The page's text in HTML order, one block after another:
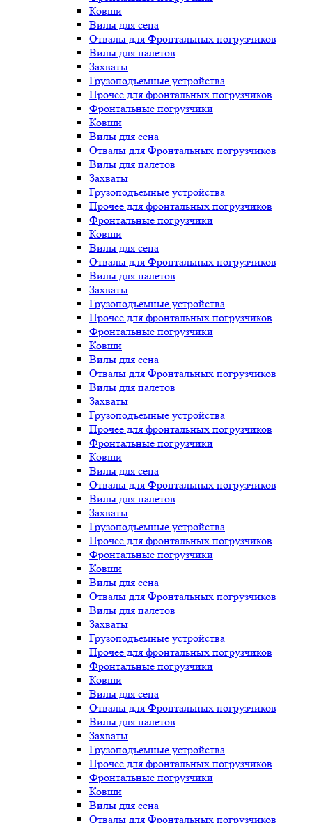
Ковши
Вилы для сена
Отвалы для Фронтальных погрузчиков
Вилы для палетов
Захваты
Грузоподъемные устройства
Прочее для фронтальных погрузчиков
Фронтальные погрузчики
Ковши
Вилы для сена
Отвалы для Фронтальных погрузчиков
Вилы для палетов
Захваты
Грузоподъемные устройства
Прочее для фронтальных погрузчиков
Фронтальные погрузчики
Ковши
Вилы для сена
Отвалы для Фронтальных погрузчиков
Вилы для палетов
Захваты
Грузоподъемные устройства
Прочее для фронтальных погрузчиков
Фронтальные погрузчики
Ковши
Вилы для сена
Отвалы для Фронтальных погрузчиков
Вилы для палетов
Захваты
Грузоподъемные устройства
Прочее для фронтальных погрузчиков
Фронтальные погрузчики
Ковши
Вилы для сена
Отвалы для Фронтальных погрузчиков
Вилы для палетов
Захваты
Грузоподъемные устройства
Прочее для фронтальных погрузчиков
Фронтальные погрузчики
Ковши
Вилы для сена
Отвалы для Фронтальных погрузчиков
Вилы для палетов
Захваты
Грузоподъемные устройства
Прочее для фронтальных погрузчиков
Фронтальные погрузчики
Ковши
Вилы для сена
Отвалы для Фронтальных погрузчиков
Вилы для палетов
Захваты
Грузоподъемные устройства
Прочее для фронтальных погрузчиков
Фронтальные погрузчики
Ковши
Вилы для сена
Отвалы для Фронтальных погрузчиков